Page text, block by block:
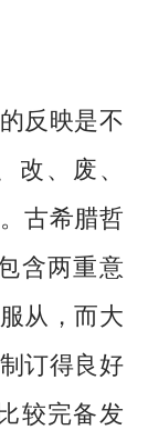
反映是不
、废、
古希腊哲
含两重意
从，而大
订得良好
较完备发